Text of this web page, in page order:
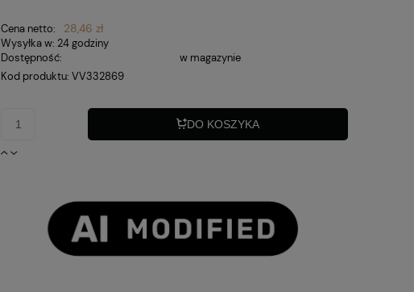
Cena netto: 28,46 zł
Wysyłka w: 24 godziny
Dostępność:
w magazynie
Kod produktu: VV332869
DO KOSZYKA